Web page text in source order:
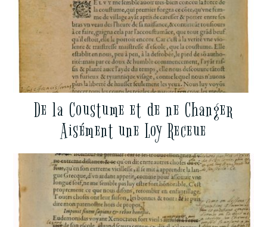
De la Coustume et de ne Changer
Aisément une Loy Receue